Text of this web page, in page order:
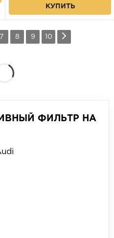
КУПИТЬ
7 8 9 10
ФИЛЬТР НА